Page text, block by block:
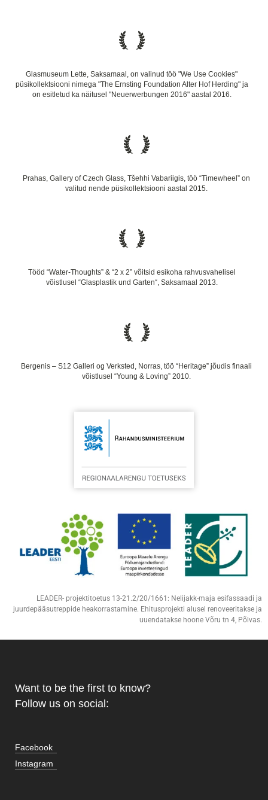
Glasmuseum Lette, Saksamaal, on valinud töö "We Use Cookies"
püsikollektsiooni nimega "The Ernsting Foundation Alter Hof Herding" ja
on esitletud ka näitusel "Neuerwerbungen 2016" aastal 2016.
Prahas, Gallery of Czech Glass, Tšehhi Vabariigis, töö “Timewheel” on
valitud nende püsikollektsiooni aastal 2015.
Tööd “Water-Thoughts” & “2 x 2” võitsid esikoha rahvusvahelisel
võistlusel “Glasplastik und Garten“, Saksamaal 2013.
Bergenis – S12 Galleri og Verksted, Norras, töö “Heritage” jõudis finaali
võistlusel “Young & Loving” 2010.
LEADER- projektitoetus 13-21.2/20/1661: Nelijakk-maja esifassaadi ja
juurdepääsutreppide heakorrastamine. Ehitusprojekti alusel renoveeritakse ja
uuendatakse hoone Võru tn 4, Põlvas.
Want to be the first to know?
Follow us on social:
Facebook
Instagram